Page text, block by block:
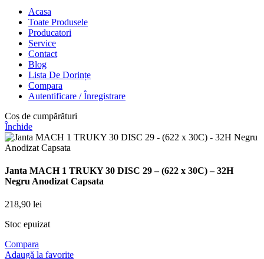
Acasa
Toate Produsele
Producatori
Service
Contact
Blog
Lista De Dorințe
Compara
Autentificare / Înregistrare
Coș de cumpărături
Închide
Janta MACH 1 TRUKY 30 DISC 29 – (622 x 30C) – 32H
Negru Anodizat Capsata
218,90 lei
Stoc epuizat
Compara
Adaugă la favorite